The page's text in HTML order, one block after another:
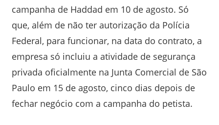
campanha de Haddad em 10 de agosto. Só
que, além de não ter autorização da Polícia
Federal, para funcionar, na data do contrato, a
empresa só incluiu a atividade de segurança
privada oficialmente na Junta Comercial de São
Paulo em 15 de agosto, cinco dias depois de
fechar negócio com a campanha do petista.